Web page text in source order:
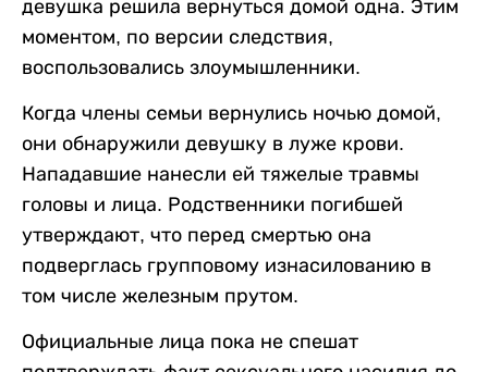
девушка решила вернуться домой одна. Этим
моментом, по версии следствия,
воспользовались злоумышленники.
Когда члены семьи вернулись ночью домой,
они обнаружили девушку в луже крови.
Нападавшие нанесли ей тяжелые травмы
головы и лица. Родственники погибшей
утверждают, что перед смертью она
подверглась групповому изнасилованию в
том числе железным прутом.
Официальные лица пока не спешат